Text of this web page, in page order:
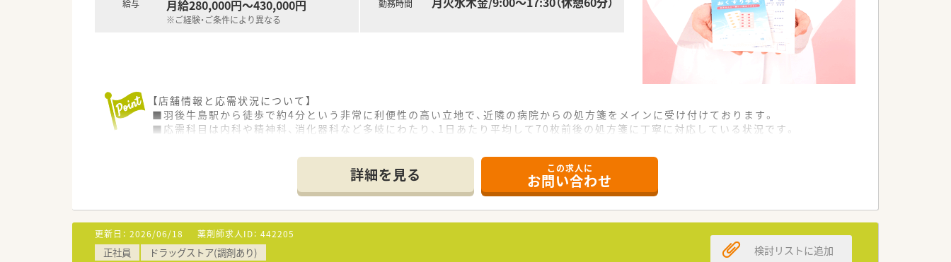
給与
月給280,000円～430,000円
※ご経験・ご条件により異なる
勤務時間
【店舗情報と応需状況について】
■羽後牛島駅から徒歩で約4分という非常に利便性の高い立地で、近隣の病院からの処方箋をメインに受け付けております。
■応需科目は内科や精神科、消化器科など多岐にわたり、1日あたり平均して70枚前後の処方箋に丁寧に対応している状況です。
■処方箋に基づく調剤業務や監査、患者様への丁寧な服薬指導を中心に、医療安全を追求した正確な薬学的管理を日々実践していただき
■処方元とのマンツーマン体制を活かして検査値データの共有などを行い、深い信頼関係に基づいたより高度な医療連携に取り組めま
す。
■最新のピッキング支援システムを導入しているためミスを未然に防ぎ、調剤事務スタッフと協力しながら円滑な店舗運営を担います。
詳細を見る この求人に
お問い合わせ
更新日： 2026/06/18 薬剤師求人ID： 442205
正社員 ドラッグストア(調剤あり) 検討リストに追加